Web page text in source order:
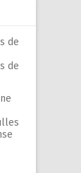
de
de